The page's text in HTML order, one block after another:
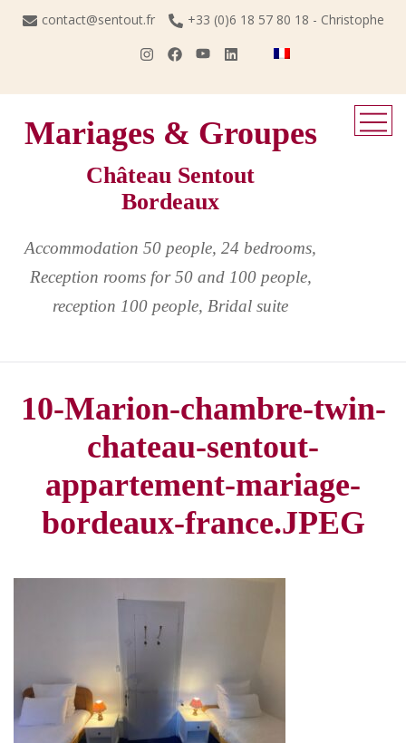
Skip
contact@sentout.fr +33 (0)6 18 57 80 18 - Christophe
Mariages & Groupes
Château Sentout
Bordeaux
Accommodation 50 people, 24 bedrooms,
Reception rooms for 50 and 100 people,
reception 100 people, Bridal suite
10-Marion-chambre-twin-
chateau-sentout-
appartement-mariage-
bordeaux-france.JPEG